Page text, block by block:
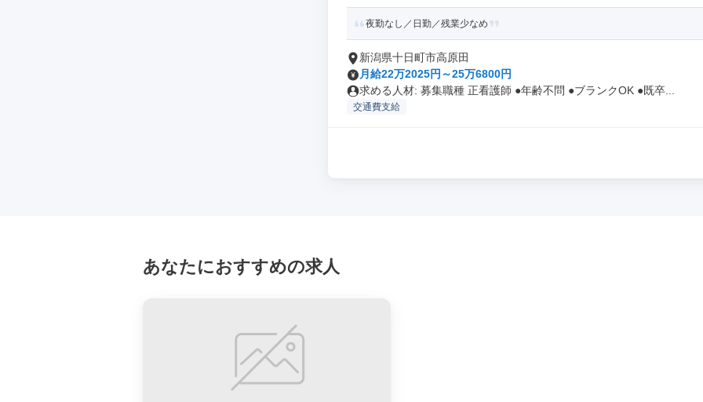
夜勤なし／日勤／残業少なめ
新潟県十日町市高原田
月給22万2025円～25万6800円
求める人材: 募集職種 正看護師 ●年齢不問 ●ブランクOK ●既卒...
交通費支給
あなたにおすすめの求人